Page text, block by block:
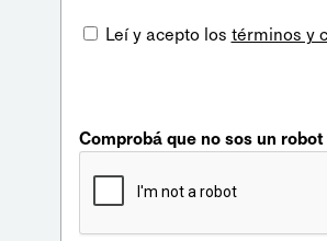
Leí y acepto los términos y
Comprobá que no sos un robot